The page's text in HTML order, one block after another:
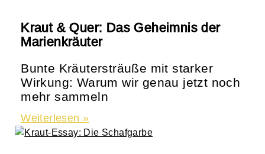
Kraut & Quer: Das Geheimnis der
Marienkräuter
Bunte Kräutersträuße mit starker
Wirkung: Warum wir genau jetzt noch
mehr sammeln
Weiterlesen »